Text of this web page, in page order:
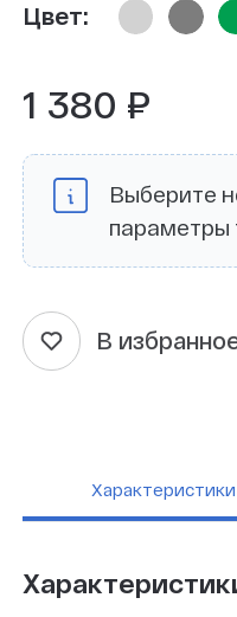
Цвет:
1 380 ₽
Выберите
параметры
В
Характеристики